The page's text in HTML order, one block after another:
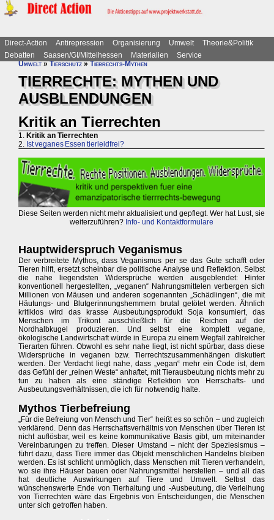
Direct-Action Antirepression Organisierung Umwelt
Theorie&Politik
Debatten
Saasen/GI/Mittelhessen Materialien
Service
Umwelt»Tierschutz»Tierrechts-Mythen
TIERRECHTE: MYTHEN UND
AUSBLENDUNGEN
Kritik an Tierrechten
1. Kritik an Tierrechten
2. Ist veganes Essen tierleidfrei?
Diese Seiten werden nicht mehr aktualisiert und gepflegt. Wer hat Lust, sie
weiterzuführen? Info- und Kontaktformulare
Hauptwiderspruch Veganismus
Der verbreitete Mythos, dass Veganismus per se das Gute schafft oder
Tieren hilft, ersetzt scheinbar die politische Analyse und Reflektion. Selbst
die nahe liegendsten Widersprüche werden ausgeblendet: Hinter
konventionell hergestellten, „veganen“ Nahrungsmittelen verbergen sich
Millionen von Mäusen und anderen sogenannten „Schädlingen“, die mit
Häutungs- und Blutgerinnungshemmern brutal getötet werden. Ähnlich
kritiklos wird das krasse Ausbeutungsprodukt Soja konsumiert, das
Menschen im Trikont ausschließlich für die Reichen auf der
Nordhalbkugel produzieren. Und selbst eine komplett vegane,
ökologische Landwirtschaft würde in Europa zu einem Wegfall zahlreicher
Tierarten führen. Obwohl es sehr nahe liegt, ist nicht spürbar, dass diese
Widersprüche in veganen bzw. Tierrechtszusammenhängen diskutiert
werden. Der Verdacht liegt nahe, dass „vegan“ mehr ein Code ist, dem
das Gefühl der „reinen Weste“ anhaftet, mit Tierausbeutung nichts mehr zu
tun zu haben als eine ständige Reflektion von Herrschafts- und
Ausbeutungsverhältnissen, die ich für notwendig halte.
Mythos Tierbefreiung
„Für die Befreiung von Mensch und Tier“ heißt es so schön – und zugleich
verklärend. Denn das Herrschaftsverhältnis von Menschen über Tieren ist
nicht auflösbar, weil es keine kommunikative Basis gibt, um miteinander
Vereinbarungen zu treffen. Dieser Umstand – nicht der Speziesismus –
führt dazu, dass Tiere immer das Objekt menschlichen Handelns bleiben
werden. Es ist schlicht unmöglich, dass Menschen mit Tieren verhandeln,
wo sie ihre Häuser bauen oder Nahrungsmittel herstellen – und all das
hat deutliche Auswirkungen auf Tiere und Umwelt. Selbst das
wünschenswerte Ende von Tierhaltung und -Ausbeutung, die Verleihung
von Tierrechten wäre das Ergebnis von Entscheidungen, die Menschen
unter sich getroffen haben.